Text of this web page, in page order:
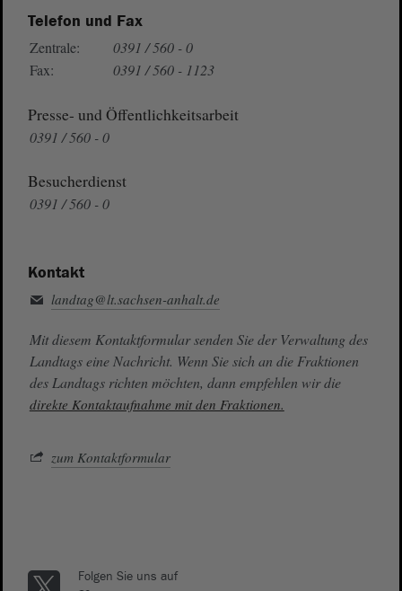
Telefon und Fax
Zentrale:
0391 / 560 - 0
Fax:
0391 / 560 - 1123
Presse- und Öffentlichkeitsarbeit
0391 / 560 - 0
Besucherdienst
0391 / 560 - 0
Kontakt
landtag@lt.sachsen-anhalt.de
Mit diesem Kontaktformular senden Sie der Verwaltung des
Landtags eine Nachricht. Wenn Sie sich an die Fraktionen
des Landtags richten möchten, dann empfehlen wir die
direkte Kontaktaufnahme mit den Fraktionen.
zum Kontaktformular
Folgen Sie uns auf